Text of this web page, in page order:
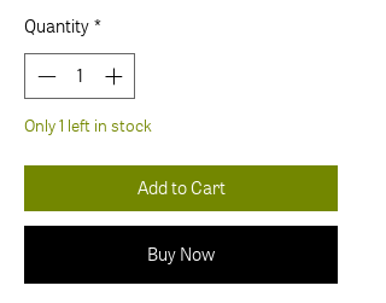
Quantity*
Only 1 left in stock
Add to Cart
Buy Now